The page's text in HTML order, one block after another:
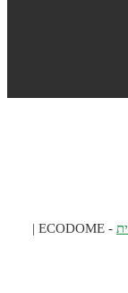
- ECODOME |